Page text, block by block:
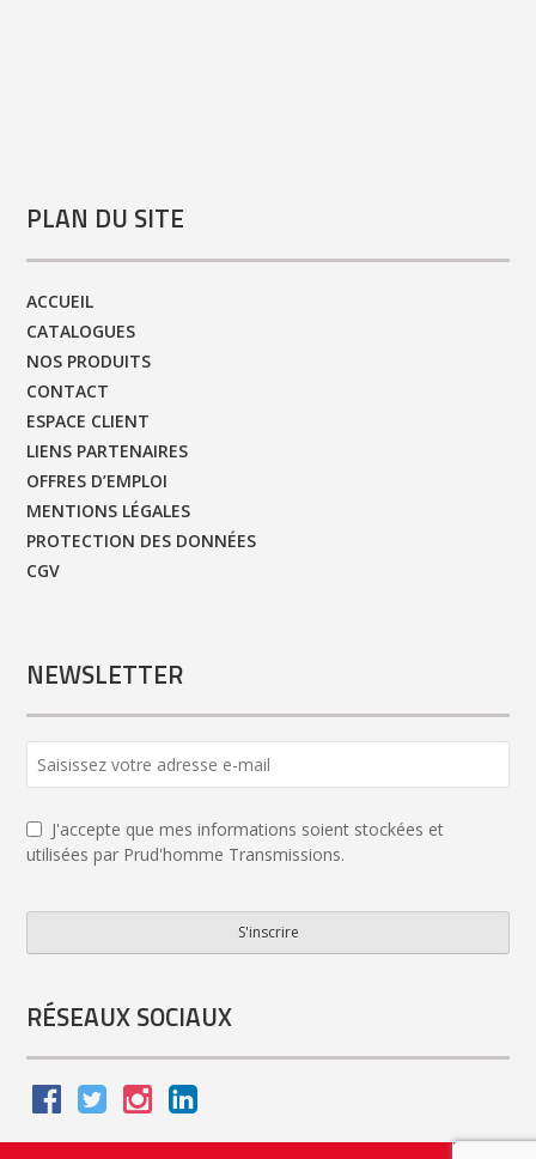
PLAN DU SITE
ACCUEIL
CATALOGUES
NOS PRODUITS
CONTACT
ESPACE CLIENT
LIENS PARTENAIRES
OFFRES D’EMPLOI
MENTIONS LÉGALES
PROTECTION DES DONNÉES
CGV
NEWSLETTER
J'accepte que mes informations soient stockées et
utilisées par Prud'homme Transmissions.
S'inscrire
Number *
RÉSEAUX SOCIAUX